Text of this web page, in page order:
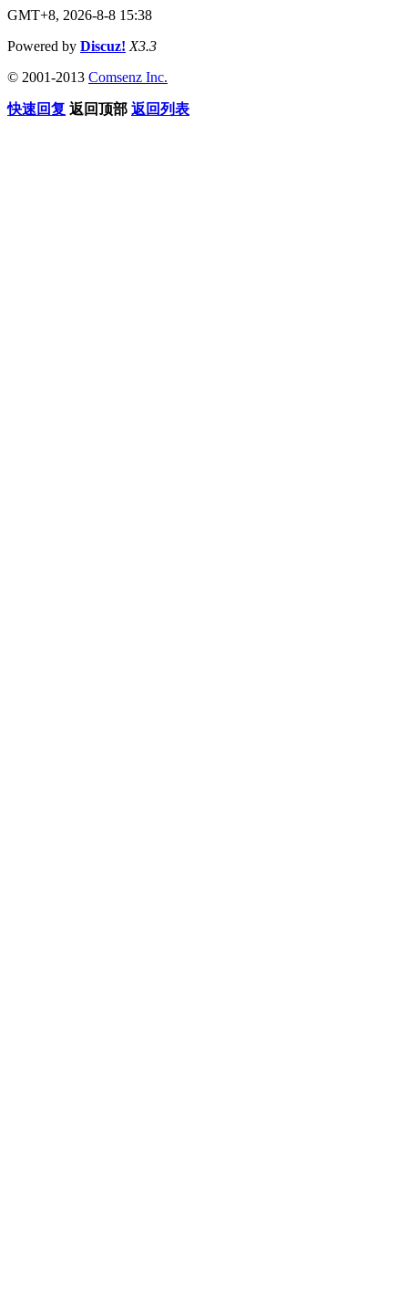
GMT+8, 2026-8-8 15:38
Powered by Discuz! X3.3
© 2001-2013 Comsenz Inc.
快速回复 返回顶部 返回列表